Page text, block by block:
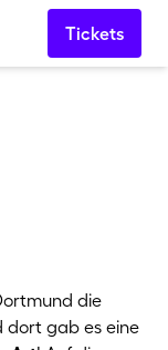
Tickets
die
dort gab es eine